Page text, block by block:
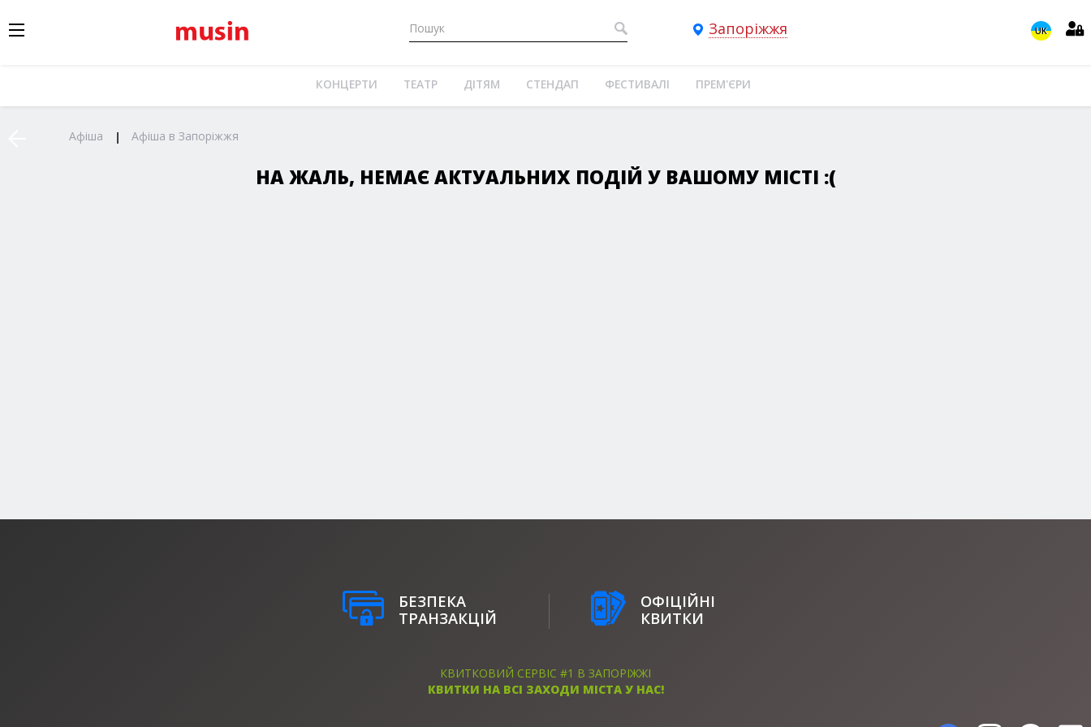
Запоріжжя UK
КОНЦЕРТИ ТЕАТР ДІТЯМ СТЕНДАП ФЕСТИВАЛІ ПРЕМ'ЄРИ
Афіша Афіша в Запоріжжя
НА ЖАЛЬ, НЕМАЄ АКТУАЛЬНИХ ПОДІЙ У ВАШОМУ МІСТІ :(
БЕЗПЕКА
ТРАНЗАКЦІЙ
ОФІЦІЙНІ
КВИТКИ
КВИТКОВИЙ СЕРВІС #1 В ЗАПОРІЖЖІ
КВИТКИ НА ВСІ ЗАХОДИ МІСТА У НАС!